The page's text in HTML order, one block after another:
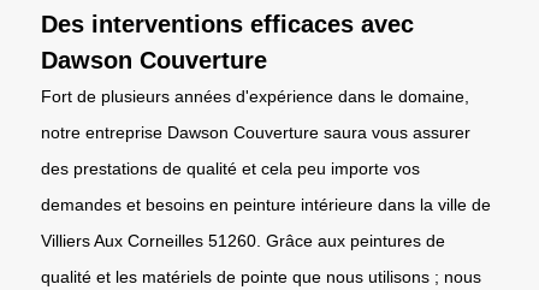
Des interventions efficaces avec
Dawson Couverture
Fort de plusieurs années d'expérience dans le domaine,
notre entreprise Dawson Couverture saura vous assurer
des prestations de qualité et cela peu importe vos
demandes et besoins en peinture intérieure dans la ville de
Villiers Aux Corneilles 51260. Grâce aux peintures de
qualité et les matériels de pointe que nous utilisons ; nous